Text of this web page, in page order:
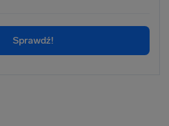
Sprawdź!